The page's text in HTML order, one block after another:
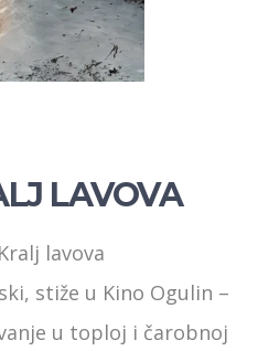
LAVOVA
lavova
stiže u Kino Ogulin –
u toploj i čarobnoj